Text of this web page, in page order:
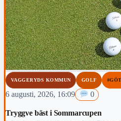
VAGGERYDS KOMMUN GOLF
6 augusti, 2026, 16:09 0
Tryggve bäst i Sommarcupen